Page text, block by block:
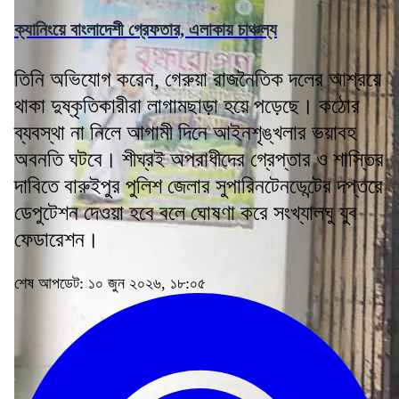
ক্যানিংয়ে বাংলাদেশী গ্রেফতার, এলাকায় চাঞ্চল্য
তিনি অভিযোগ করেন, গেরুয়া রাজনৈতিক দলের আশ্রয়ে
থাকা দুষ্কৃতিকারীরা লাগামছাড়া হয়ে পড়েছে। কঠোর
ব্যবস্থা না নিলে আগামী দিনে আইনশৃঙ্খলার ভয়াবহ
অবনতি ঘটবে। শীঘ্রই অপরাধীদের গ্রেপ্তার ও শাস্তির
দাবিতে বারুইপুর পুলিশ জেলার সুপারিনটেনডেন্টের দপ্তরে
ডেপুটেশন দেওয়া হবে বলে ঘোষণা করে সংখ্যালঘু যুব
ফেডারেশন।
শেষ আপডেট: ১০ জুন ২০২৬, ১৮:০৫